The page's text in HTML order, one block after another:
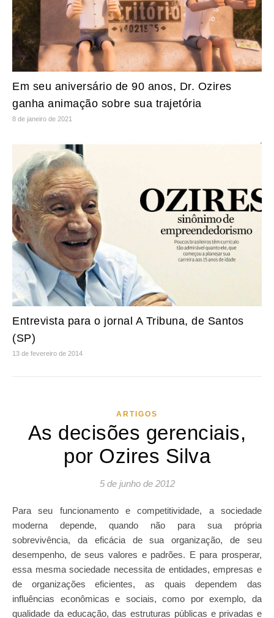
Em seu aniversário de 90 anos, Dr. Ozires
ganha animação sobre sua trajetória
8 de janeiro de 2021
Entrevista para o jornal A Tribuna, de Santos
(SP)
13 de fevereiro de 2014
ARTIGOS
As decisões gerenciais,
por Ozires Silva
5 de junho de 2012
Para seu funcionamento e competitividade, a sociedade
moderna depende, quando não para sua própria
sobrevivência, da eficácia de sua organização, de seu
desempenho, de seus valores e padrões. E para prosperar,
essa mesma sociedade necessita de entidades, empresas e
de organizações eficientes, as quais dependem das
influências econômicas e sociais, como por exemplo, da
qualidade da educação, das estruturas públicas e privadas e